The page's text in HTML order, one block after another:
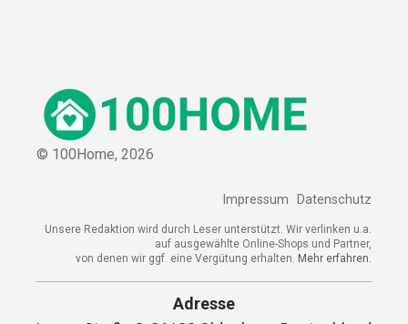
© 100Home, 2026
Impressum Datenschutz
Unsere Redaktion wird durch Leser unterstützt. Wir verlinken u.a.
auf ausgewählte Online-Shops und Partner,
von denen wir ggf. eine Vergütung erhalten. Mehr erfahren.
Adresse